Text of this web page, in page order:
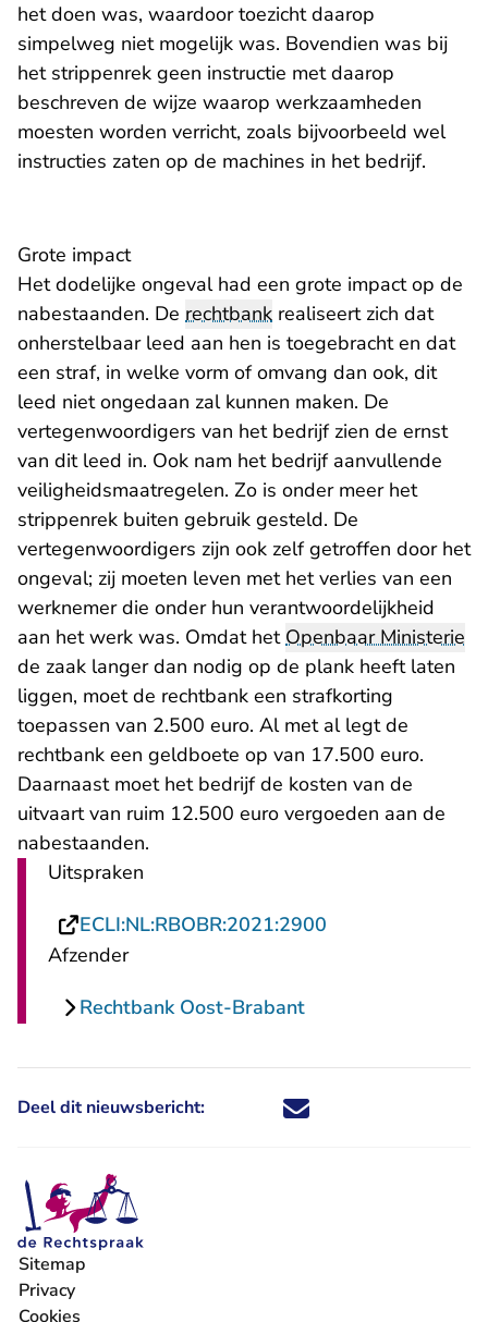
het doen was, waardoor toezicht daarop
simpelweg niet mogelijk was. Bovendien was bij
het strippenrek geen instructie met daarop
beschreven de wijze waarop werkzaamheden
moesten worden verricht, zoals bijvoorbeeld wel
instructies zaten op de machines in het bedrijf.
Grote impact
Het dodelijke ongeval had een grote impact op de
nabestaanden. De rechtbank realiseert zich dat
onherstelbaar leed aan hen is toegebracht en dat
een straf, in welke vorm of omvang dan ook, dit
leed niet ongedaan zal kunnen maken. De
vertegenwoordigers van het bedrijf zien de ernst
van dit leed in. Ook nam het bedrijf aanvullende
veiligheidsmaatregelen. Zo is onder meer het
strippenrek buiten gebruik gesteld. De
vertegenwoordigers zijn ook zelf getroffen door het
ongeval; zij moeten leven met het verlies van een
werknemer die onder hun verantwoordelijkheid
aan het werk was. Omdat hetOpenbaar Ministerie
de zaak langer dan nodig op de plank heeft laten
liggen, moet de rechtbank een strafkorting
toepassen van 2.500 euro. Al met al legt de
rechtbank een geldboete op van 17.500 euro.
Daarnaast moet het bedrijf de kosten van de
uitvaart van ruim 12.500 euro vergoeden aan de
nabestaanden.
Uitspraken
ECLI:NL:RBOBR:2021:2900
Afzender
Rechtbank Oost-Brabant
Deel dit nieuwsbericht: Deel dit nieuwsbericht via X -
Deel dit nieuwsbericht via
Deel dit nieuwsbericht
Deel dit
Sitemap
Privacy
Cookies